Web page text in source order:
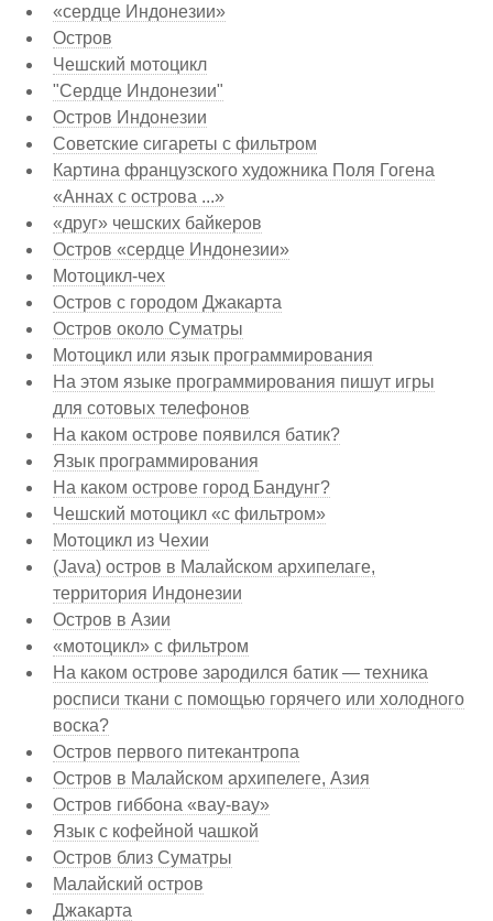
«сердце Индонезии»
Остров
Чешский мотоцикл
"Сердце Индонезии"
Остров Индонезии
Советские сигареты с фильтром
Картина французского художника Поля Гогена
«Аннах с острова ...»
«друг» чешских байкеров
Остров «сердце Индонезии»
Мотоцикл-чех
Остров с городом Джакарта
Остров около Суматры
Мотоцикл или язык программирования
На этом языке программирования пишут игры
для сотовых телефонов
На каком острове появился батик?
Язык программирования
На каком острове город Бандунг?
Чешский мотоцикл «с фильтром»
Мотоцикл из Чехии
(Java) остров в Малайском архипелаге,
территория Индонезии
Остров в Азии
«мотоцикл» с фильтром
На каком острове зародился батик — техника
росписи ткани с помощью горячего или холодного
воска?
Остров первого питекантропа
Остров в Малайском архипелеге, Азия
Остров гиббона «вау-вау»
Язык с кофейной чашкой
Остров близ Суматры
Малайский остров
Джакарта